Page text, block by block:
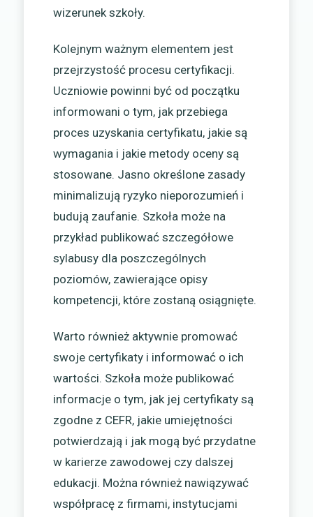
wizerunek szkoły.
Kolejnym ważnym elementem jest
przejrzystość procesu certyfikacji.
Uczniowie powinni być od początku
informowani o tym, jak przebiega
proces uzyskania certyfikatu, jakie są
wymagania i jakie metody oceny są
stosowane. Jasno określone zasady
minimalizują ryzyko nieporozumień i
budują zaufanie. Szkoła może na
przykład publikować szczegółowe
sylabusy dla poszczególnych
poziomów, zawierające opisy
kompetencji, które zostaną osiągnięte.
Warto również aktywnie promować
swoje certyfikaty i informować o ich
wartości. Szkoła może publikować
informacje o tym, jak jej certyfikaty są
zgodne z CEFR, jakie umiejętności
potwierdzają i jak mogą być przydatne
w karierze zawodowej czy dalszej
edukacji. Można również nawiązywać
współpracę z firmami, instytucjami